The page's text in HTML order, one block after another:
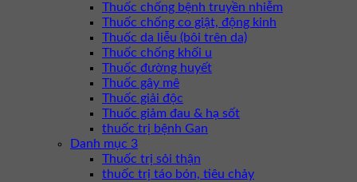
Thuốc chống bệnh truyền nhiễm
Thuốc chống co giật, động kinh
Thuốc da liễu (bôi trên da)
Thuốc chống khối u
Thuốc đường huyết
Thuốc gây mê
Thuốc giải độc
Thuốc giảm đau & hạ sốt
thuốc trị bệnh Gan
Danh mục 3
Thuốc trị sỏi thận
thuốc trị táo bón, tiêu chảy